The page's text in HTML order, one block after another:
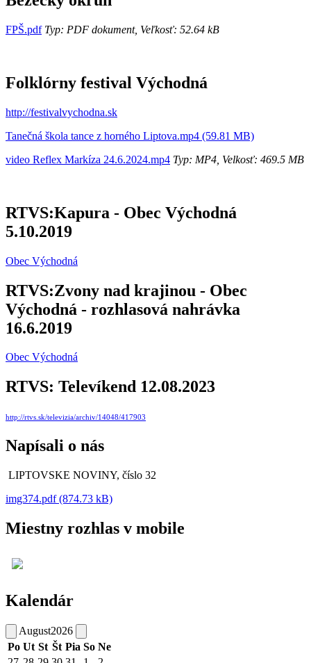
FPŠ.pdfTyp: PDF dokument, Veľkosť: 52.64 kB
Folklórny festival Východná
http://festivalvychodna.sk
Tanečná škola tance z horného Liptova.mp4 (59.81 MB)
video Reflex Markíza 24.6.2024.mp4 Typ: MP4, Velkosť: 469.5 MB
RTVS:Kapura - Obec Východná
5.10.2019
Obec Východná
RTVS:Zvony nad krajinou - Obec
Východná - rozhlasová nahrávka
16.6.2019
Obec Východná
RTVS: Televíkend 12.08.2023
http://rtvs.sk/televizia/archiv/14048/417903
Napísali o nás
LIPTOVSKE NOVINY, číslo 32
img374.pdf (874.73 kB)
Miestny rozhlas v mobile
Kalendár
August2026
Po Ut St Št Pia So Ne